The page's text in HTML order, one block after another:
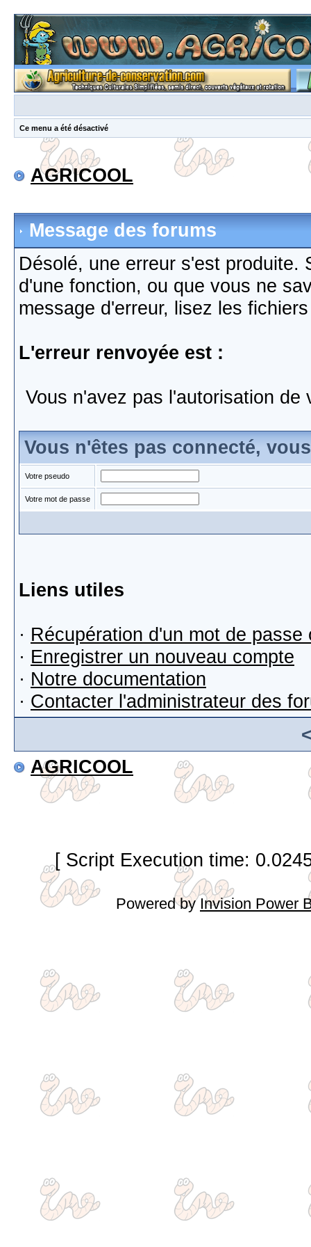
Ce menu a été désactivé
AGRICOOL
Message des forums
Désolé, une erreur s'est produite.
d'une fonction, ou que vous ne
message d'erreur, lisez les
L'erreur renvoyée est :
Vous n'avez pas l'autorisation de
Vous n'êtes pas connecté,
Votre pseudo
Votre mot de passe
Liens utiles
· Récupération d'un mot de passe
· Enregistrer un nouveau compte
· Notre documentation
· Contacter l'administrateur des
AGRICOOL
[ Script Execution time:
Powered byInvision Power